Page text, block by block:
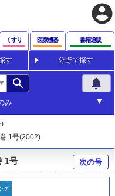
account_circle
くすり 医療機器 書籍通販
す 分野で探す
search notifications
み
1号(2002)
1号 次の号